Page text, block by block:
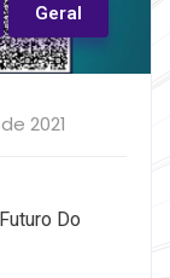
Geral
2021
Do